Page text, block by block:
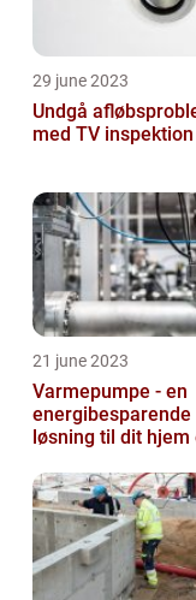
29 june 2023
Undgå
med TV inspektion
21 june 2023
Varmepumpe - en
energibesparende
løsning til dit hjem